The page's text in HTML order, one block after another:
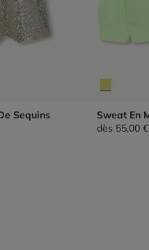
Sequins
Sweat En
dès 55,00 €